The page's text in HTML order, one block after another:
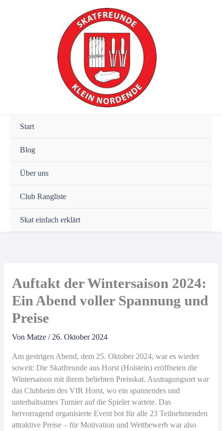
Start
Blog
Über uns
Club Rangliste
Skat einfach erklärt
Auftakt der Wintersaison 2024:
Ein Abend voller Spannung und
Preise
Von Matze / 26. Oktober 2024
Am gestrigen Abend, dem 25. Oktober 2024, war es wieder
soweit: Die Skatfreunde aus Horst (Holstein) eröffneten die
Wintersaison mit ihrem beliebten Preisskat. Austragungsort war
das Clubheim des VfR Horst, wo ein spannendes und
unterhaltsames Turnier auf die Spieler wartete. Das
hervorragend organisierte Event bot für alle 23 Teilnehmenden
attraktive Preise – für Motivation und Wettbewerb war also